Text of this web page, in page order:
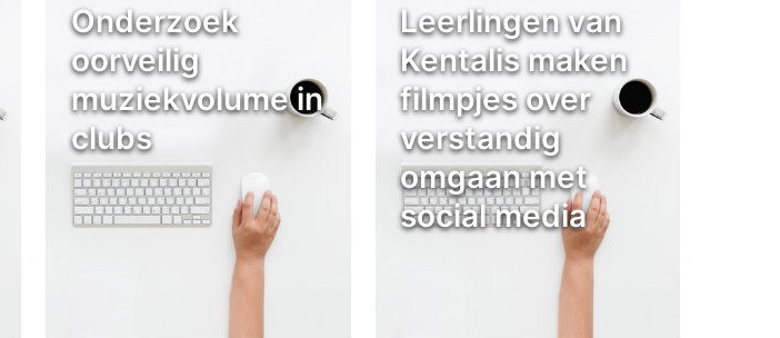
Onderzoek
oorveilig
muziekvolume in
clubs
Leerlingen van
Kentalis maken
filmpjes over
verstandig
omgaan met
social media